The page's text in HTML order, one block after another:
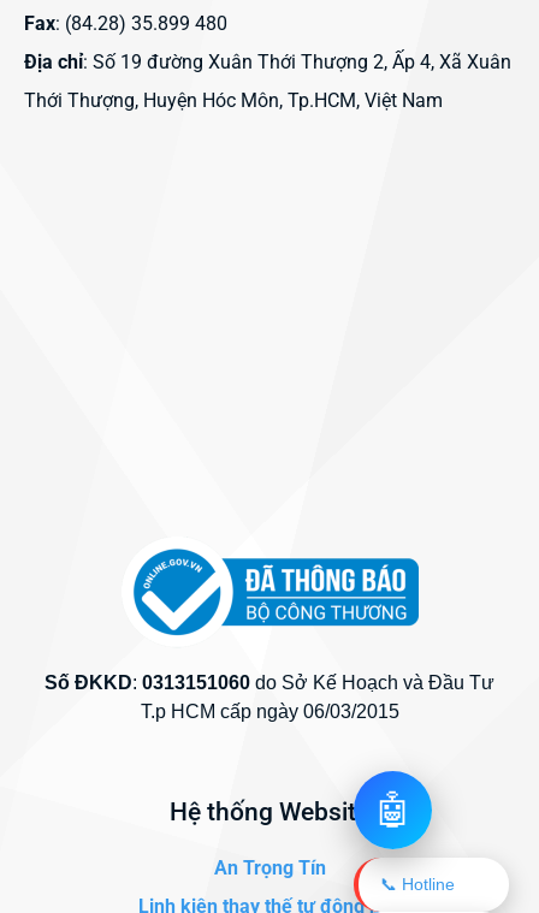
Fax: (84.28) 35.899 480
Địa chỉ: Số 19 đường Xuân Thới Thượng 2, Ấp 4, Xã Xuân
Thới Thượng, Huyện Hóc Môn, Tp.HCM, Việt Nam
Số ĐKKD: 0313151060 do Sở Kế Hoạch và Đầu Tư
T.p HCM cấp ngày 06/03/2015
Hệ thống Website
An Trọng Tín
Linh kiện thay thế tự động hóa
🤖
📞 Hotline